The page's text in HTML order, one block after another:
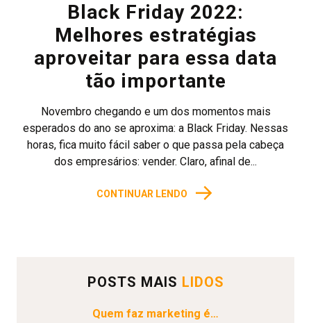
Black Friday 2022:
Melhores estratégias
aproveitar para essa data
tão importante
Novembro chegando e um dos momentos mais
esperados do ano se aproxima: a Black Friday. Nessas
horas, fica muito fácil saber o que passa pela cabeça
dos empresários: vender. Claro, afinal de...
CONTINUAR LENDO →
POSTS MAIS LIDOS
Quem faz marketing é…